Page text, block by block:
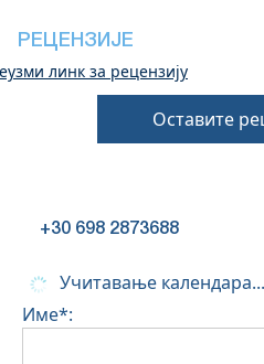
(Биће потребни додатни
РЕЦЕНЗИЈЕ
линк за рецензију
Оставите
+30 698 2873688
Учитавање календара...
Име*: